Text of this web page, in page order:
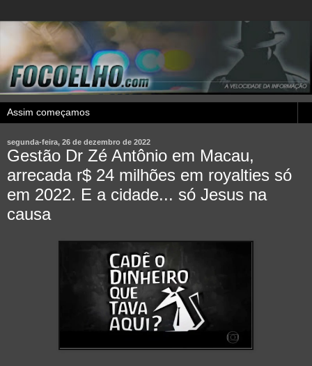
segunda-feira, 26 de dezembro de 2022
Gestão Dr Zé Antônio em Macau,
arrecada r$ 24 milhões em royalties só
em 2022. E a cidade... só Jesus na
causa